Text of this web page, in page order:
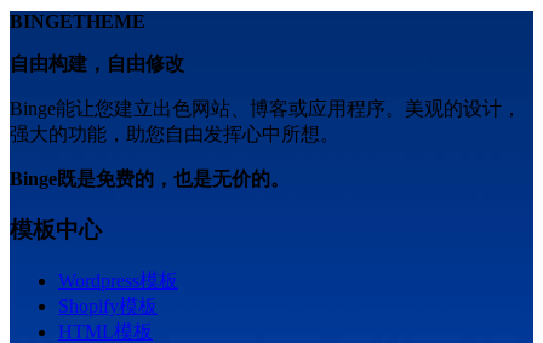
BINGETHEME
自由构建，自由修改
Binge能让您建立出色网站、博客或应用程序。美观的设计，
强大的功能，助您自由发挥心中所想。
Binge既是免费的，也是无价的。
模板中心
Wordpress模板
Shopify模板
HTML模板